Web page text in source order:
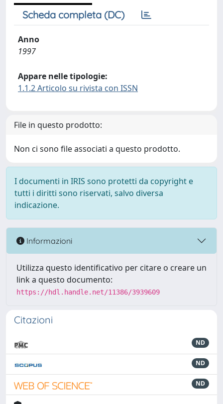
Scheda completa (DC)
Anno
1997
Appare nelle tipologie:
1.1.2 Articolo su rivista con ISSN
File in questo prodotto:
Non ci sono file associati a questo prodotto.
I documenti in IRIS sono protetti da copyright e
tutti i diritti sono riservati, salvo diversa
indicazione.
Informazioni
Utilizza questo identificativo per citare o creare un
link a questo documento:
https://hdl.handle.net/11386/3939609
Citazioni
ND
ND
ND